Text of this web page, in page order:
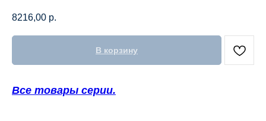
8216,00 р.
В корзину
Все товары серии.